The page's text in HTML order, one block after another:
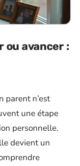
ou avancer :
parent n’est
une étape
personnelle.
devient un